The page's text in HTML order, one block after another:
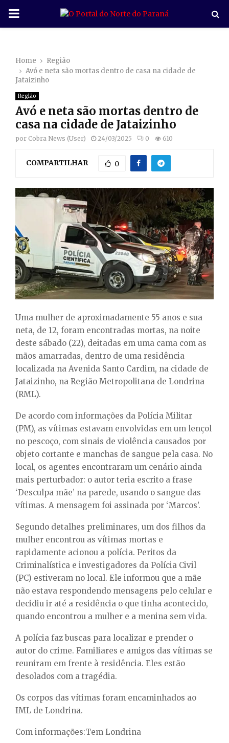
P
M
A
E
N
U
Home
Região
Avó e neta são mortas dentro de casa na cidade de
Jataizinho
Região
Avó e neta são mortas dentro de
casa na cidade de Jataizinho
por Cobra News (User) 24/03/2025 0 610
COMPARTILHAR 0
Uma mulher de aproximadamente 55 anos e sua
neta, de 12, foram encontradas mortas, na noite
deste sábado (22), deitadas em uma cama com as
mãos amarradas, dentro de uma residência
localizada na Avenida Santo Cardim, na cidade de
Jataizinho, na Região Metropolitana de Londrina
(RML).
De acordo com informações da Polícia Militar
(PM), as vítimas estavam envolvidas em um lençol
no pescoço, com sinais de violência causados por
objeto cortante e manchas de sangue pela casa. No
local, os agentes encontraram um cenário ainda
mais perturbador: o autor teria escrito a frase
‘Desculpa mãe’ na parede, usando o sangue das
vítimas. A mensagem foi assinada por ‘Marcos’.
Segundo detalhes preliminares, um dos filhos da
mulher encontrou as vítimas mortas e
rapidamente acionou a polícia. Peritos da
Criminalística e investigadores da Polícia Civil
(PC) estiveram no local. Ele informou que a mãe
não estava respondendo mensagens pelo celular e
decidiu ir até a residência o que tinha acontecido,
quando encontrou a mulher e a menina sem vida.
A polícia faz buscas para localizar e prender o
autor do crime. Familiares e amigos das vítimas se
reuniram em frente à residência. Eles estão
desolados com a tragédia.
Os corpos das vítimas foram encaminhados ao
IML de Londrina.
Com informações:Tem Londrina